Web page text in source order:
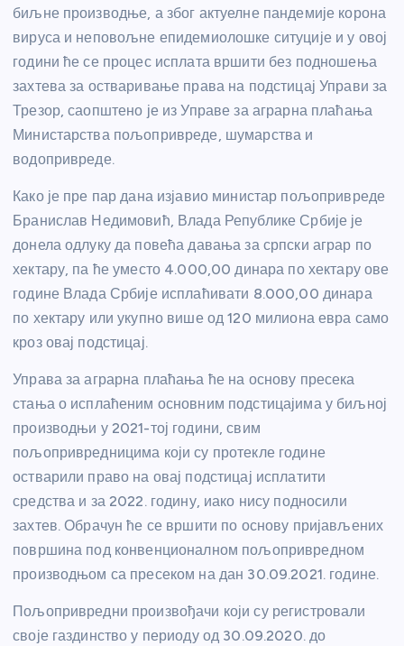
биљне производње, а због актуелне пандемије корона
вируса и неповољне епидемиолошке ситуције и у овој
години ће се процес исплата вршити без подношења
захтева за остваривање права на подстицај Управи за
Трезор, саопштено је из Управе за аграрна плаћања
Министарства пољопривреде, шумарства и
водопривреде.
Како је пре пар дана изјавио министар пољопривреде
Бранислав Недимовић, Влада Републике Србије је
донела одлуку да повећа давања за српски аграр по
хектару, па ће уместо 4.000,00 динара по хектару ове
године Влада Србије исплаћивати 8.000,00 динара
по хектару или укупно више од 120 милиона евра само
кроз овај подстицај.
Управа за аграрна плаћања ће на основу пресека
стања о исплаћеним основним подстицајима у биљној
производњи у 2021-тој години, свим
пољопривредницима који су протекле године
остварили право на овај подстицај исплатити
средства и за 2022. годину, иако нису подносили
захтев. Обрачун ће се вршити по основу пријављених
површина под конвенционалном пољопривредном
производњом са пресеком на дан 30.09.2021. године.
Пољопривредни произвођачи који су регистровали
своје газдинство у периоду од 30.09.2020. до